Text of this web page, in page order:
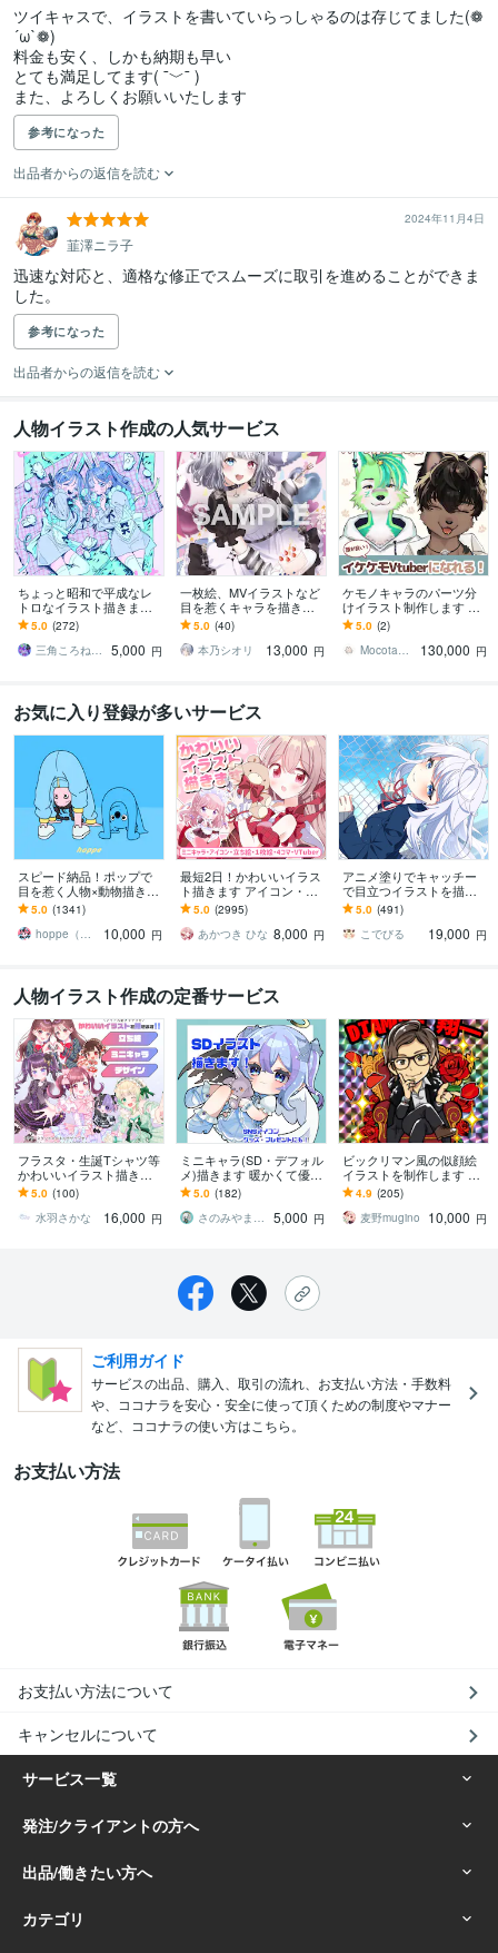
ツイキャスで、イラストを書いていらっしゃるのは存じてました(❁
´ω`❁)
料金も安く、しかも納期も早い
とても満足してます( ¯﹀¯ )
また、よろしくお願いいたします
参考になった
出品者からの返信を読む
2024年11月4日
韮澤ニラ子
迅速な対応と、適格な修正でスムーズに取引を進めることができま
した。
参考になった
出品者からの返信を読む
人物イラスト作成の人気サービス
ちょっと昭和で平成なレ
トロなイラスト描きます
昭和・平成レトロ☆ネオ
ン☆パステル
5.0 (272)
三角ころねる☆プロフ必読願います
5,000 円
一枚絵、MVイラストなど
目を惹くキャラを描きま
す 歌ってみた、パネル開
け、記念、サムネ、特典
など対応中です！！
5.0 (40)
本乃シオリ
13,000 円
ケモノキャラのパーツ分
けイラスト制作します 顔
が良いイケケモVtuberに
なりたい方、お任せくだ
さい！
5.0 (2)
Mocota（もこた）
130,000 円
お気に入り登録が多いサービス
スピード納品！ポップで
目を惹く人物×動物描きま
す 挿絵・動画・グッズな
ど鮮やかな配色で個性を
出したい方へ
5.0 (1341)
hoppe（ほっぺ）
10,000 円
最短2日！かわいいイラス
ト描きます アイコン・ミ
ニキャラ・４コマ・立ち
絵をスピード納品しま
す！
5.0 (2995)
あかつき ひな 8,000 円
アニメ塗りでキャッチー
で目立つイラストを描き
ます 動画用、スチル、ア
イコン等、目を引くイラ
ストをご希望の方に！
5.0 (491)
こでびる
19,000 円
人物イラスト作成の定番サービス
フラスタ・生誕Tシャツ等
かわいいイラスト描きま
す 大切な人へ、イラスト
で想いを伝えてみません
か？
5.0 (100)
水羽さかな
16,000 円
ミニキャラ(SD・デフォル
メ)描きます 暖かくて優し
いイラストが得意です
❁⃘*.ﾟ
5.0 (182)
さのみやましろ︎／8月18日以降着手◎
5,000 円
ビックリマン風の似顔絵
イラストを制作します ア
イコンやデジタルギフト
に！印刷データに合わせ
て作成します！
4.9 (205)
麦野mugino
10,000 円
ご利用ガイド
サービスの出品、購入、取引の流れ、お支払い方法・手数料
や、ココナラを安心・安全に使って頂くための制度やマナー
など、ココナラの使い方はこちら。
お支払い方法
お支払い方法について
キャンセルについて